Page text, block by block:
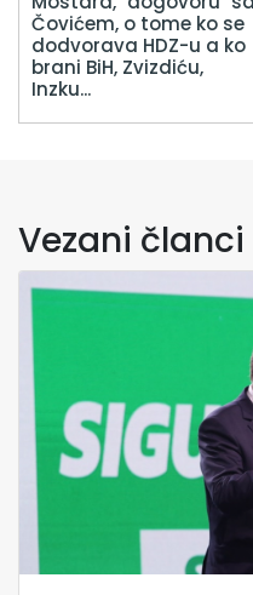
Čovićem, o tome ko se
dodvorava HDZ-u a ko
brani BiH, Zvizdiću,
Inzku...
Vezani članci